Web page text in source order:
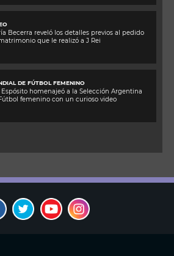
Becerra reveló los detalles previos al pedido
que le realizó a J Rei
DE FÚTBOL FEMENINO
Espósito homenajeó a la Selección Argentina
femenino con un curioso video